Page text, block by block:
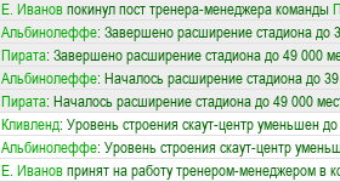
Е. Ивановпокинул пост тренера-менеджера команды
Альбинолеффе: Завершено расширение стадиона до
Пирата: Завершено расширение стадиона до 49 000
Альбинолеффе: Началось расширение стадиона до
Пирата: Началось расширение стадиона до 49 000
Кливленд: Уровень строения скаут-центр уменьшен
Альбинолеффе: Уровень строения скаут-центр
Е. Ивановпринят на работу тренером-менеджером в